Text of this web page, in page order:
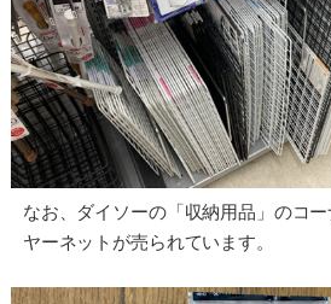
なお、ダイソーの「収納用品」のコ
ヤーネットが売られています。